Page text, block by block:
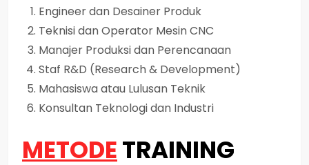
Engineer dan Desainer Produk
Teknisi dan Operator Mesin CNC
Manajer Produksi dan Perencanaan
Staf R&D (Research & Development)
Mahasiswa atau Lulusan Teknik
Konsultan Teknologi dan Industri
METODETRAINING